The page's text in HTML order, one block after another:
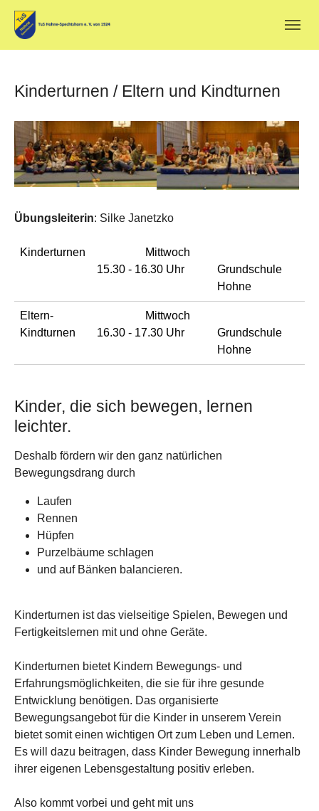
Kinderturnen / Eltern und Kindturnen
Übungsleiterin: Silke Janetzko
Kinderturnen
Mittwoch
15.30 - 16.30 Uhr
Grundschule
Hohne
Eltern-
Kindturnen
Mittwoch
16.30 - 17.30 Uhr
Grundschule
Hohne
Kinder, die sich bewegen, lernen
leichter.
Deshalb fördern wir den ganz natürlichen
Bewegungsdrang durch
Laufen
Rennen
Hüpfen
Purzelbäume schlagen
und auf Bänken balancieren.
Kinderturnen ist das vielseitige Spielen, Bewegen und
Fertigkeitslernen mit und ohne Geräte.
Kinderturnen bietet Kindern Bewegungs- und
Erfahrungsmöglichkeiten, die sie für ihre gesunde
Entwicklung benötigen. Das organisierte
Bewegungsangebot für die Kinder in unserem Verein
bietet somit einen wichtigen Ort zum Leben und Lernen.
Es will dazu beitragen, dass Kinder Bewegung innerhalb
ihrer eigenen Lebensgestaltung positiv erleben.
Also kommt vorbei und geht mit uns